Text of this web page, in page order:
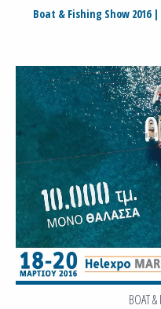
Boat & Fishing Show 2016 |
BOAT